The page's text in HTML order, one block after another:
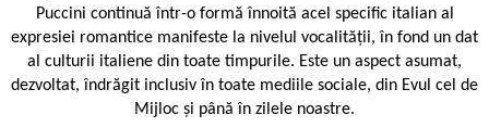
Puccini continuă într-o formă înnoită acel specific italian al
expresiei romantice manifeste la nivelul vocalității, în fond un dat
al culturii italiene din toate timpurile. Este un aspect asumat,
dezvoltat, îndrăgit inclusiv în toate mediile sociale, din Evul cel de
Mijloc și până în zilele noastre.